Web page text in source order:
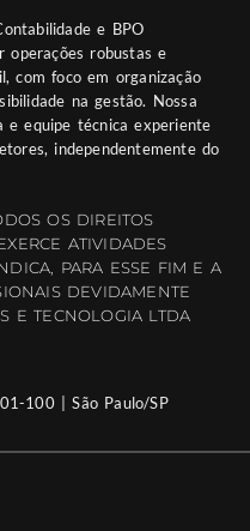
e BPO
operações robustas e
com foco em organização
na gestão. Nossa
e equipe técnica experiente
independentemente do
OS DIREITOS
ATIVIDADES
PARA ESSE FIM E A
DEVIDAMENTE
E TECNOLOGIA LTDA
100 | São Paulo/SP